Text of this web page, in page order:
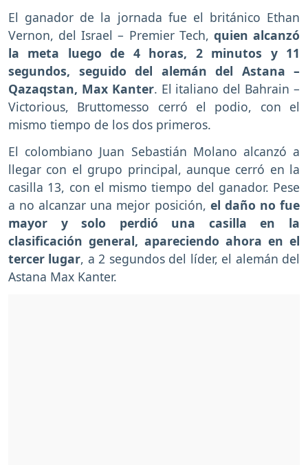
El ganador de la jornada fue el británico Ethan
Vernon, del Israel – Premier Tech, quien alcanzó
la meta luego de 4 horas, 2 minutos y 11
segundos, seguido del alemán del Astana –
Qazaqstan, Max Kanter. El italiano del Bahrain –
Victorious, Bruttomesso cerró el podio, con el
mismo tiempo de los dos primeros.
El colombiano Juan Sebastián Molano alcanzó a
llegar con el grupo principal, aunque cerró en la
casilla 13, con el mismo tiempo del ganador. Pese
a no alcanzar una mejor posición, el daño no fue
mayor y solo perdió una casilla en la
clasificación general, apareciendo ahora en el
tercer lugar, a 2 segundos del líder, el alemán del
Astana Max Kanter.